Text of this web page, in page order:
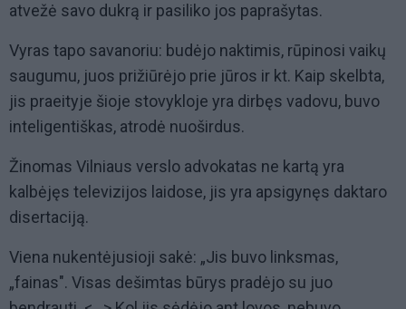
atvežė savo dukrą ir pasiliko jos paprašytas.
Vyras tapo savanoriu: budėjo naktimis, rūpinosi vaikų
saugumu, juos prižiūrėjo prie jūros ir kt. Kaip skelbta,
jis praeityje šioje stovykloje yra dirbęs vadovu, buvo
inteligentiškas, atrodė nuoširdus.
Žinomas Vilniaus verslo advokatas ne kartą yra
kalbėjęs televizijos laidose, jis yra apsigynęs daktaro
disertaciją.
Viena nukentėjusioji sakė: „Jis buvo linksmas,
„fainas". Visas dešimtas būrys pradėjo su juo